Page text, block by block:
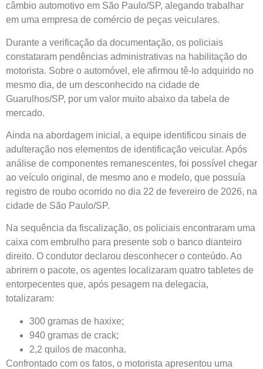
câmbio automotivo em São Paulo/SP, alegando trabalhar
em uma empresa de comércio de peças veiculares.
Durante a verificação da documentação, os policiais
constataram pendências administrativas na habilitação do
motorista. Sobre o automóvel, ele afirmou tê-lo adquirido no
mesmo dia, de um desconhecido na cidade de
Guarulhos/SP, por um valor muito abaixo da tabela de
mercado.
Ainda na abordagem inicial, a equipe identificou sinais de
adulteração nos elementos de identificação veicular. Após
análise de componentes remanescentes, foi possível chegar
ao veículo original, de mesmo ano e modelo, que possuía
registro de roubo ocorrido no dia 22 de fevereiro de 2026, na
cidade de São Paulo/SP.
Na sequência da fiscalização, os policiais encontraram uma
caixa com embrulho para presente sob o banco dianteiro
direito. O condutor declarou desconhecer o conteúdo. Ao
abrirem o pacote, os agentes localizaram quatro tabletes de
entorpecentes que, após pesagem na delegacia,
totalizaram:
300 gramas de haxixe;
940 gramas de crack;
2,2 quilos de maconha.
Confrontado com os fatos, o motorista apresentou uma